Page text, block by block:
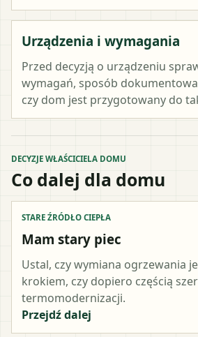
Urządzenia i wymagania
Przed decyzją o urządzeniu
wymagań, sposób
czy dom jest przygotowany do
DECYZJE WŁAŚCICIELA DOMU
Co dalej dla domu
STARE ŹRÓDŁO CIEPŁA
Mam stary piec
Ustal, czy wymiana ogrzewania
krokiem, czy dopiero częścią
termomodernizacji.
Przejdź dalej